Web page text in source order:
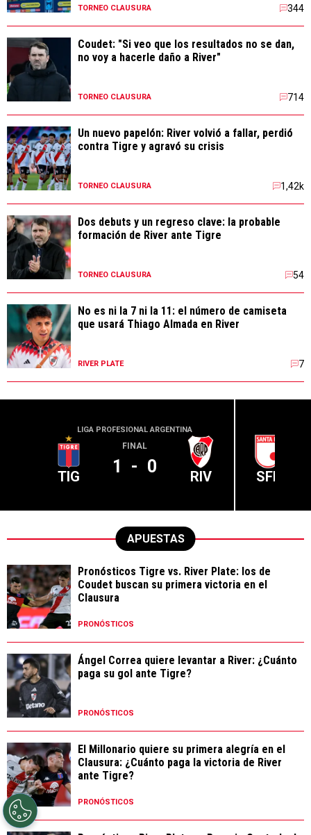
TORNEO CLAUSURA 344
Coudet: "Si veo que los resultados no se dan,
no voy a hacerle daño a River"
TORNEO CLAUSURA 714
Un nuevo papelón: River volvió a fallar, perdió
contra Tigre y agravó su crisis
TORNEO CLAUSURA 1,42k
Dos debuts y un regreso clave: la probable
formación de River ante Tigre
TORNEO CLAUSURA 54
No es ni la 7 ni la 11: el número de camiseta
que usará Thiago Almada en River
RIVER PLATE 7
LIGA PROFESIONAL ARGENTINA
TIG
FINAL
1 - 0 RIV SFE
APUESTAS
Pronósticos Tigre vs. River Plate: los de
Coudet buscan su primera victoria en el
Clausura
PRONÓSTICOS
Ángel Correa quiere levantar a River: ¿Cuánto
paga su gol ante Tigre?
PRONÓSTICOS
El Millonario quiere su primera alegría en el
Clausura: ¿Cuánto paga la victoria de River
ante Tigre?
PRONÓSTICOS